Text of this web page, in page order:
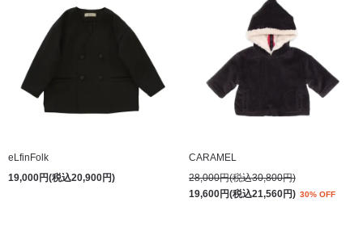
eLfinFolk
19,000円(税込20,900円)
CARAMEL
28,000円(税込30,800円)
19,600円(税込21,560円) 30% OFF